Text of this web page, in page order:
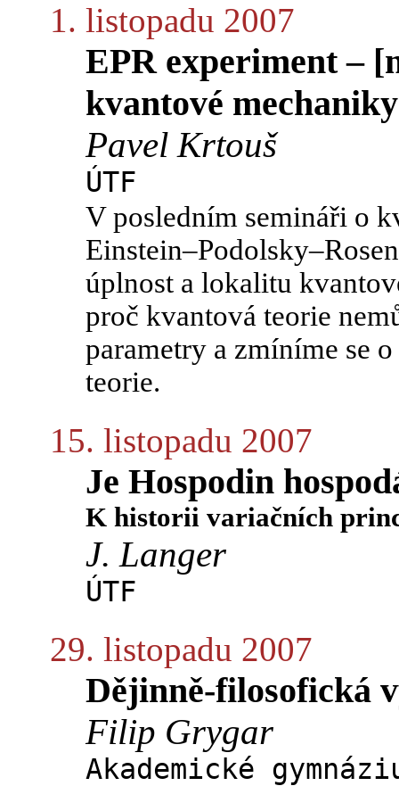
1. listopadu 2007
EPR experiment –
kvantové mechaniky
Pavel Krtouš
ÚTF
V posledním semináři o
úplnost a lokalitu
proč kvantová teorie
parametry a zmíníme se
teorie.
15. listopadu 2007
Je Hospodin
K historii variačních
J. Langer
ÚTF
29. listopadu 2007
Dějinně-filosofická
Filip Grygar
Akademické